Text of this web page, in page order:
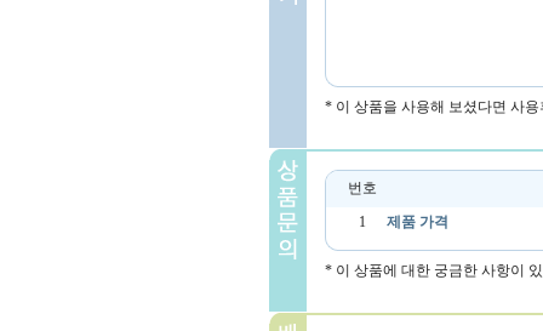
* 이 상품을 사용해 보셨다면 사
번호
1
제품 가격
* 이 상품에 대한 궁금한 사항이